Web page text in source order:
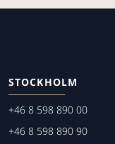
STOCKHOLM
+46 8 598 890 00
+46 8 598 890 90